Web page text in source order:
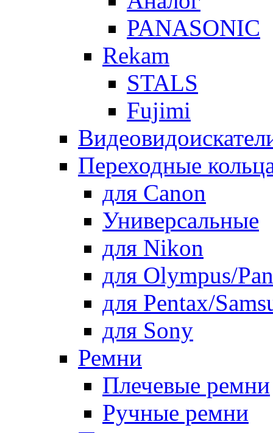
PANASONIC
Rekam
STALS
Fujimi
Переходные
для Canon
Универсальные
для Nikon
для Olympus/
для Pentax/
для Sony
Ремни
Плечевые ремни
Ручные ремни